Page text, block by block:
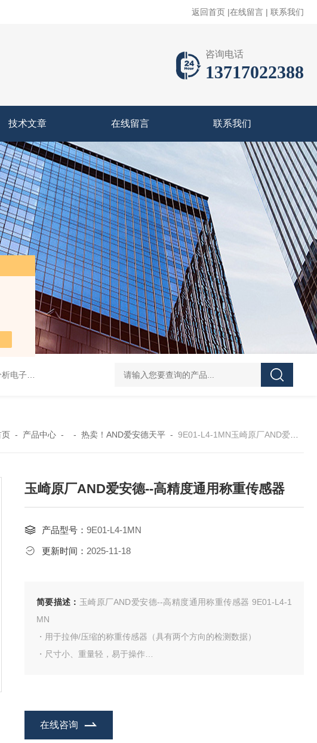
返回首页 |在线留言 | 联系我们
咨询电话
13717022388
技术文章 在线留言 联系我们
子天平 GH252当天发货AND爱安德分析电子天平 SJ-210当天发货三丰/Mitutoyo
页- 产品中心- - 热卖！AND爱安德天平- 9E01-L4-1MN玉崎原厂AND爱安德--高精度通用称重传感器
玉崎原厂AND爱安德--高精度通用称重传感器
产品型号： 9E01-L4-1MN
更新时间： 2025-11-18
简要描述： 玉崎原厂AND爱安德--高精度通用称重传感器 9E01-L4-1
MN
・用于拉伸/压缩的称重传感器（具有两个方向的检测数据）
・尺寸小、重量轻，易于操作
在线咨询